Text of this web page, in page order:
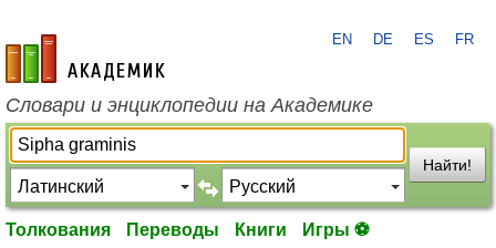
academic.ru
EN DE ES FR
Словари и энциклопедии на Академике
Найти!
Толкования Переводы Книги Игры ⚽